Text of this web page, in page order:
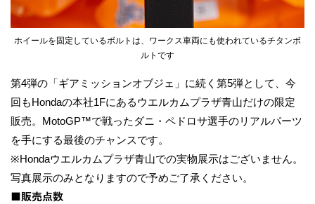
ホイールを固定しているボルトは、ワークス車両にも使われているチタンボ
ルトです
第4弾の「ギアミッションオブジェ」に続く第5弾として、今
回もHondaの本社1Fにあるウエルカムプラザ青山だけの限定
販売。MotoGP™で戦ったダニ・ペドロサ選手のリアルパーツ
を手にする最後のチャンスです。
※Hondaウエルカムプラザ青山での実物展示はございません。
写真展示のみとなりますので予めご了承ください。
■販売点数